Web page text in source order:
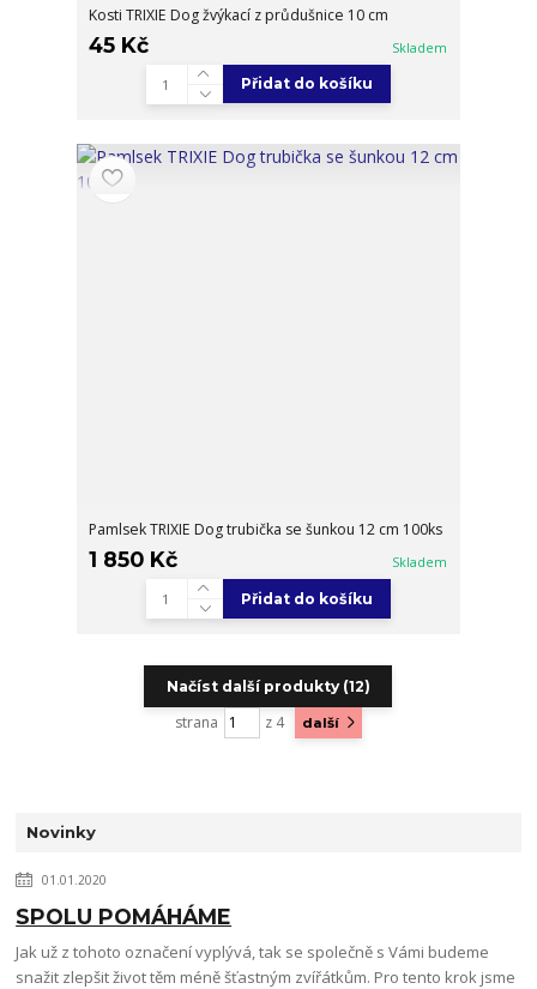
Kosti TRIXIE Dog žvýkací z průdušnice 10 cm
45 Kč Skladem
Přidat do košíku
Pamlsek TRIXIE Dog trubička se šunkou 12 cm 100ks
1 850 Kč Skladem
Přidat do košíku
Načíst další produkty (12)
strana z 4 další
Novinky
01.01.2020
SPOLU POMÁHÁME
Jak už z tohoto označení vyplývá, tak se společně s Vámi budeme
snažit zlepšit život těm méně šťastným zvířátkům. Pro tento krok jsme